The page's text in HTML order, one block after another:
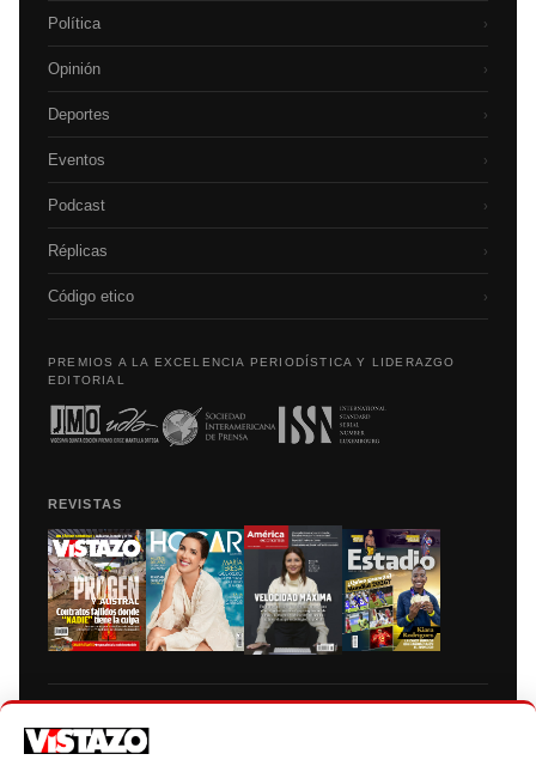
Política ›
Opinión ›
Deportes ›
Eventos ›
Podcast ›
Réplicas ›
Código etico ›
PREMIOS A LA EXCELENCIA PERIODÍSTICA Y LIDERAZGO
EDITORIAL
REVISTAS
autorización escrita de su titular, de todos los contenidos de Vistazo.com.